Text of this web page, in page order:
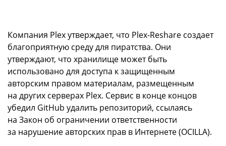
Компания Plex утверждает, что Plex-Reshare создает
благоприятную среду для пиратства. Они
утверждают, что хранилище может быть
использовано для доступа к защищенным
авторским правом материалам, размещенным
на других серверах Plex. Сервис в конце концов
убедил GitHub удалить репозиторий, ссылаясь
на Закон об ограничении ответственности
за нарушение авторских прав в Интернете (OCILLA).